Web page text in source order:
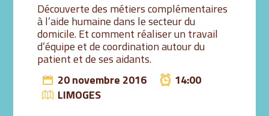
Découverte des métiers complémentaires
à l’aide humaine dans le secteur du
domicile. Et comment réaliser un travail
d’équipe et de coordination autour du
patient et de ses aidants.
20 novembre 2016
14:00
LIMOGES